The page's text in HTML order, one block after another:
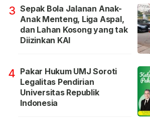
3 Sepak Bola Jalanan Anak-
Anak Menteng, Liga Aspal,
dan Lahan Kosong yang tak
Diizinkan KAI
4 Pakar Hukum UMJ Soroti
Legalitas Pendirian
Universitas Republik
Indonesia